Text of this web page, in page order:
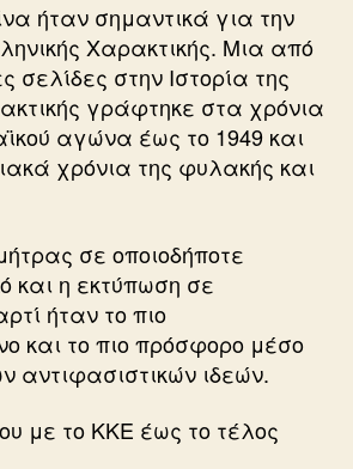
ήταν σημαντικά για την
Χαρακτικής. Mια από
σελίδες στην Ιστορία της
γράφτηκε στα χρόνια
αγώνα έως το 1949 και
χρόνια της φυλακής και
σε οποιοδήποτε
και η εκτύπωση σε
ήταν το πιο
και το πιο πρόσφορο μέσο
αντιφασιστικών ιδεών.
με το ΚΚΕ έως το τέλος